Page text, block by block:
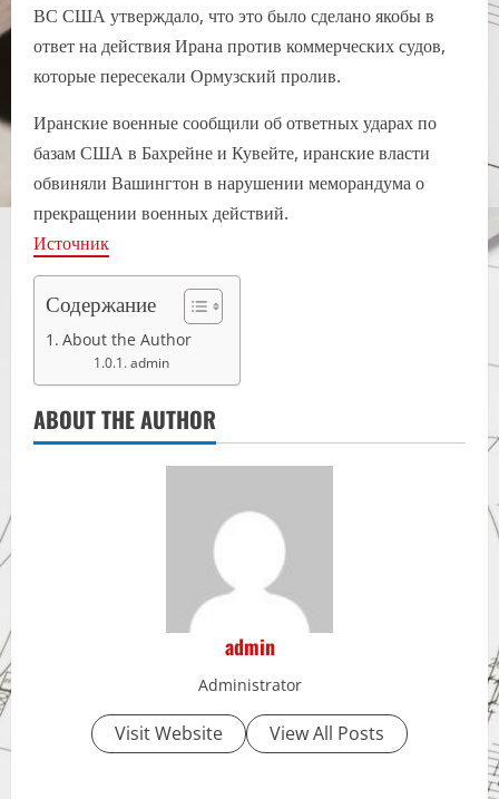
ВС США утверждало, что это было сделано якобы в
ответ на действия Ирана против коммерческих судов,
которые пересекали Ормузский пролив.
Иранские военные сообщили об ответных ударах по
базам США в Бахрейне и Кувейте, иранские власти
обвиняли Вашингтон в нарушении меморандума о
прекращении военных действий.
Источник
Содержание
About the Author
admin
ABOUT THE AUTHOR
admin
Administrator
Visit Website View All Posts